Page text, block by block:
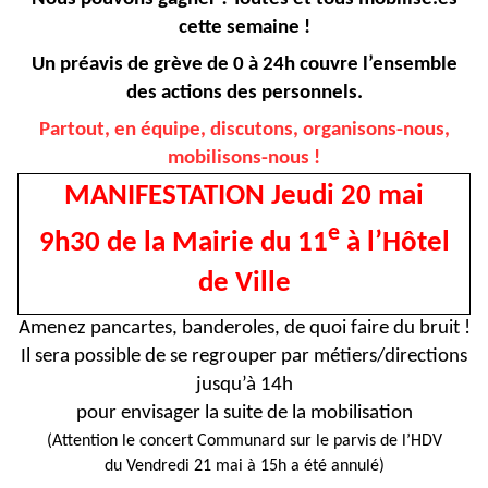
cette semaine !
Un préavis de grève de 0 à 24h couvre l’ensemble
des actions des personnels.
Partout, en équipe, discutons, organisons-nous,
mobilisons-nous !
MANIFESTATION Jeudi 20 mai
9h30 de la Mairie du 11eà l’Hôtel
de Ville
Amenez pancartes, banderoles, de quoi faire du bruit !
Il sera possible de se regrouper par métiers/directions
jusqu’à 14h
pour envisager la suite de la mobilisation
(Attention le concert Communard sur le parvis de l’HDV
du Vendredi 21 mai à 15h a été annulé)